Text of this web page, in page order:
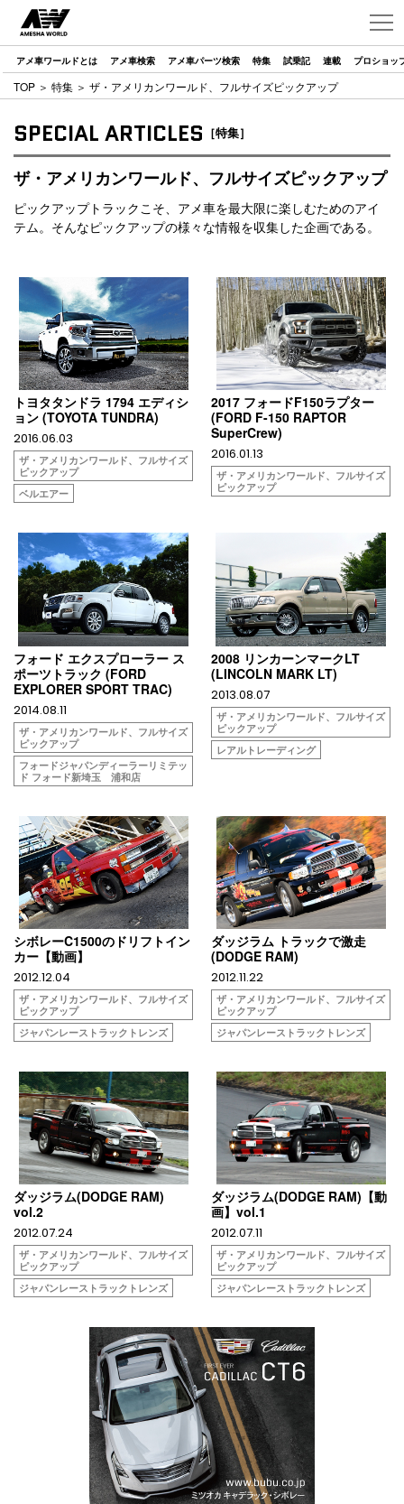
アメ車ワールドとは アメ車検索 アメ車パーツ検索 特集 試乗記 連載 プロショッ
TOP ＞ 特集 ＞ ザ・アメリカンワールド、フルサイズピックアップ
SPECIAL ARTICLES ［特集］
ザ・アメリカンワールド、フルサイズピックアップ
ピックアップトラックこそ、アメ車を最大限に楽しむためのアイ
テム。そんなピックアップの様々な情報を収集した企画である。
トヨタタンドラ 1794 エディシ
ョン (TOYOTA TUNDRA)
2016.06.03
ザ・アメリカンワールド、フルサイズ
ピックアップ
ベルエアー
2017 フォードF150ラプター
(FORD F-150 RAPTOR
SuperCrew)
2016.01.13
ザ・アメリカンワールド、フルサイズ
ピックアップ
フォード エクスプローラー ス
ポーツトラック (FORD
EXPLORER SPORT TRAC)
2014.08.11
ザ・アメリカンワールド、フルサイズ
ピックアップ
フォードジャパンディーラーリミテッ
ド フォード新埼玉 浦和店
2008 リンカーンマークLT
(LINCOLN MARK LT)
2013.08.07
ザ・アメリカンワールド、フルサイズ
ピックアップ
レアルトレーディング
シボレーC1500のドリフトイン
カー【動画】
2012.12.04
ザ・アメリカンワールド、フルサイズ
ピックアップ
ジャパンレーストラックトレンズ
ダッジラム トラックで激走
(DODGE RAM)
2012.11.22
ザ・アメリカンワールド、フルサイズ
ピックアップ
ジャパンレーストラックトレンズ
ダッジラム(DODGE RAM)
vol.2
2012.07.24
ザ・アメリカンワールド、フルサイズ
ピックアップ
ジャパンレーストラックトレンズ
ダッジラム(DODGE RAM)【動
画】vol.1
2012.07.11
ザ・アメリカンワールド、フルサイズ
ピックアップ
ジャパンレーストラックトレンズ